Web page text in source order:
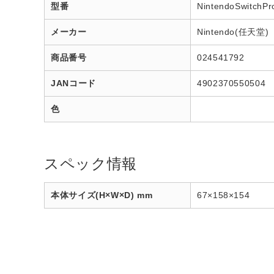
型番
メーカー Nintendo(任天堂)
商品番号 024541792
JANコード 4902370550504
色
スペック情報
本体サイズ(H×W×D) mm 67×158×154